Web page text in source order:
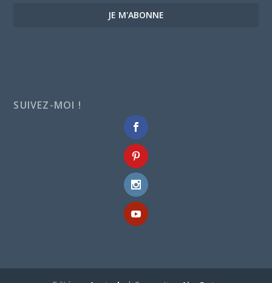
JE M'ABONNE
SUIVEZ-MOI !